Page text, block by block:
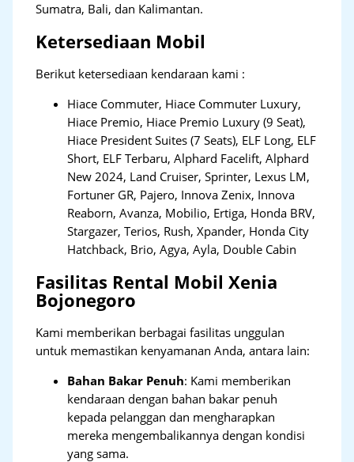
Sumatra, Bali, dan Kalimantan.
Ketersediaan Mobil
Berikut ketersediaan kendaraan kami :
Hiace Commuter, Hiace Commuter Luxury,
Hiace Premio, Hiace Premio Luxury (9 Seat),
Hiace President Suites (7 Seats), ELF Long, ELF
Short, ELF Terbaru, Alphard Facelift, Alphard
New 2024, Land Cruiser, Sprinter, Lexus LM,
Fortuner GR, Pajero, Innova Zenix, Innova
Reaborn, Avanza, Mobilio, Ertiga, Honda BRV,
Stargazer, Terios, Rush, Xpander, Honda City
Hatchback, Brio, Agya, Ayla, Double Cabin
Fasilitas Rental Mobil Xenia
Bojonegoro
Kami memberikan berbagai fasilitas unggulan
untuk memastikan kenyamanan Anda, antara lain:
Bahan Bakar Penuh: Kami memberikan
kendaraan dengan bahan bakar penuh
kepada pelanggan dan mengharapkan
mereka mengembalikannya dengan kondisi
yang sama.